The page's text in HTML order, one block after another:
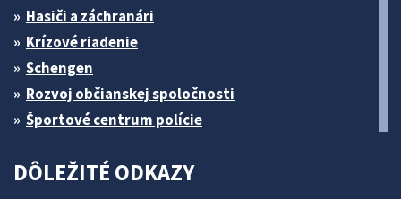
Hasiči a záchranári
Krízové riadenie
Schengen
Rozvoj občianskej spoločnosti
Športové centrum polície
DÔLEŽITÉ ODKAZY